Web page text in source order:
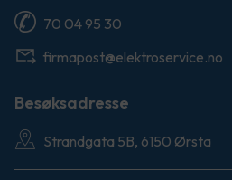
70 04 95 30
firmapost@elektroservice.no
Besøksadresse
Strandgata 5B, 6150 Ørsta